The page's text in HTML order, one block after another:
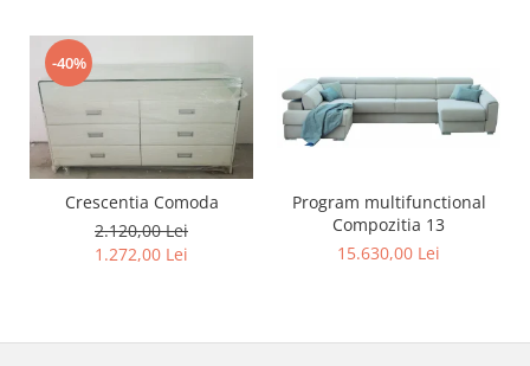
-40%
Crescentia Comoda
2.120,00 Lei
1.272,00 Lei
Program multifunctional
Compozitia 13
15.630,00 Lei